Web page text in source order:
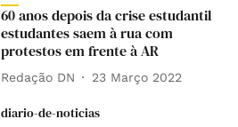
60 anos depois da crise estudantil
estudantes saem à rua com
protestos em frente à AR
Redação DN 23 Março 2022
diario-de-noticias